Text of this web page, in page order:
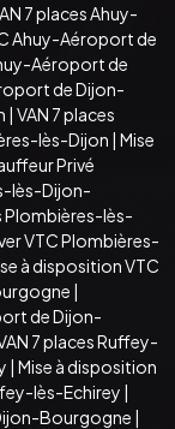
7 places Ahuy-
Ahuy-Aéroport de
Aéroport de
de Dijon-
| VAN 7 places
lès-Dijon | Mise
Privé
lès-Dijon-
Plombières-lès-
VTC Plombières-
à disposition VTC
|
de Dijon-
7 places Ruffey-
| Mise à disposition
lès-Echirey |
Bourgogne |